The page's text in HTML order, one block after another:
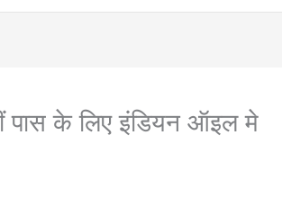
के लिए इंडियन ऑइल मे